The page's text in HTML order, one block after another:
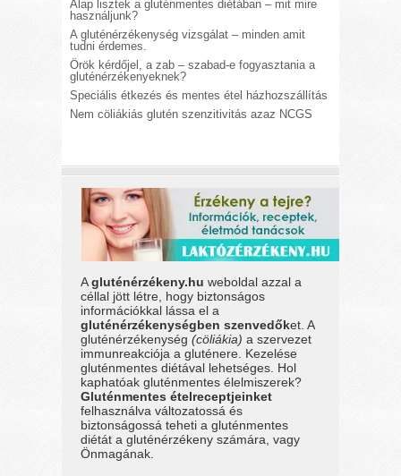
Alap lisztek a gluténmentes diétában – mit mire
használjunk?
A gluténérzékenység vizsgálat – minden amit
tudni érdemes.
Örök kérdőjel, a zab – szabad-e fogyasztania a
gluténérzékenyeknek?
Speciális étkezés és mentes étel házhozszállítás
Nem cöliákiás glutén szenzitivitás azaz NCGS
Agluténérzékeny.hu weboldal azzal a
céllal jött létre, hogy biztonságos
információkkal lássa el a
gluténérzékenységben szenvedőket. A
gluténérzékenység(cöliákia) a szervezet
immunreakciója a gluténere. Kezelése
gluténmentes diétával lehetséges. Hol
kaphatóak gluténmentes élelmiszerek?
Gluténmentes ételreceptjeinket
felhasználva változatossá és
biztonságossá teheti a gluténmentes
diétát a gluténérzékeny számára, vagy
Önmagának.